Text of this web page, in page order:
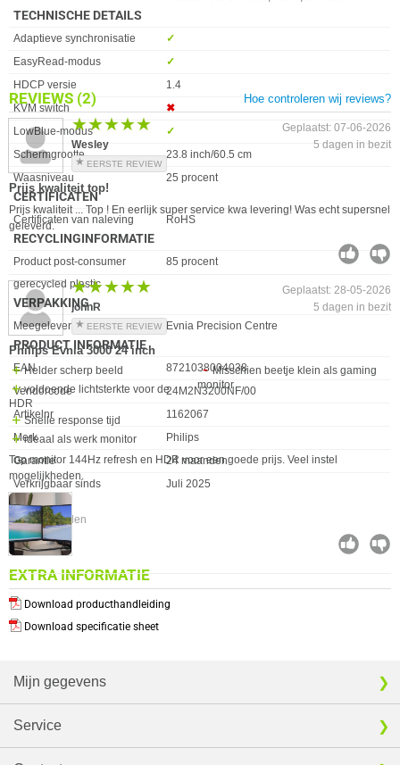
TECHNISCHE DETAILS
Eigenschap Waarde
Adaptieve synchronisatie
✓︎
EasyRead-modus
✓︎
HDCP versie
1.4
KVM switch
✖︎
LowBlue-modus
✓︎
Schermgrootte
23.8 inch/60.5 cm
Waasniveau
25 procent
CERTIFICATEN
Eigenschap Waarde
Certificaten van naleving RoHS
RECYCLINGINFORMATIE
Eigenschap Waarde
Product post-consumer
gerecycled plastic
85 procent
VERPAKKING
Eigenschap Waarde
Meegeleverde software Evnia Precision Centre
PRODUCT INFORMATIE
EAN
8721038004038
Vendorcode
24M2N3200NF/00
Artikelnr
1162067
Merk
Philips
Garantie
24 maanden
Verkrijgbaar sinds
Juli 2025
⚑ Fout melden
EXTRA INFORMATIE
Download producthandleiding
Download specificatie sheet
REVIEWS (2) Hoe controleren wij reviews?
★★★★★
★★★★★
Wesley
EERSTE REVIEW
Geplaatst: 07-06-2026
5 dagen in bezit
Prijs kwaliteit top!
Prijs kwaliteit ... Top ! En eerlijk super service kwa levering! Was echt supersnel
geleverd.
★★★★★
★★★★★
johnR
EERSTE REVIEW
Geplaatst: 28-05-2026
5 dagen in bezit
Philips Evnia 3000 24 inch
Helder scherp beeld
voldoende lichtsterkte voor de
HDR
Snelle response tijd
ideaal als werk monitor
Misschien beetje klein als gaming
monitor
Top monitor 144Hz refresh en HDR voor een goede prijs. Veel instel
mogelijkheden.
Mijn gegevens
Service